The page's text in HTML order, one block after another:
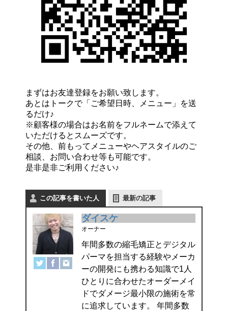
まずはお友達登録をお願い致します。
あとはトークで「ご希望日時、メニュー」を送
るだけ♪
※顧客様の場合はお名前をフルネームで添えて
いただけるとスムーズです。
その他、前もってメニューやヘアスタイルのご
相談、お問い合わせ等も可能です。
是非是非ご利用ください♪
この記事を書いた人 最新の記事
ダイスケ
オーナー
年間多数の縮毛矯正とデジタル
パーマを担当する経験やメーカ
ーの開発にも携わる知識で1人
ひとりに合わせたオーダーメイ
ドでダメージ最小限の施術を常
に追求しています。 年間多数